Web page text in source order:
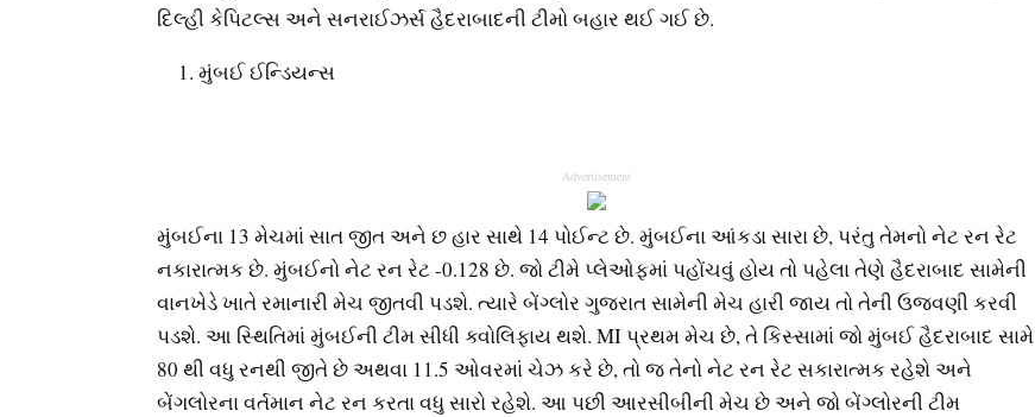
દિલ્હી કેપિટલ્સ અને સનરાઈઝર્સ હૈદરાબાદની ટીમો બહાર થઈ ગઈ છે.
મુંબઈ ઈન્ડિયન્સ
Advertisement
મુંબઈના 13 મેચમાં સાત જીત અને છ હાર સાથે 14 પોઈન્ટ છે. મુંબઈના આંકડા સારા છે, પરંતુ તેમનો નેટ રન રેટ
નકારાત્મક છે. મુંબઈનો નેટ રન રેટ -0.128 છે. જો ટીમે પ્લેઓફમાં પહોંચવું હોય તો પહેલા તેણે હૈદરાબાદ સામેની
વાનખેડે ખાતે રમાનારી મેચ જીતવી પડશે. ત્યારે બેંગ્લોર ગુજરાત સામેની મેચ હારી જાય તો તેની ઉજવણી કરવી
પડશે. આ સ્થિતિમાં મુંબઈની ટીમ સીધી ક્વોલિફાય થશે. MI પ્રથમ મેચ છે, તે કિસ્સામાં જો મુંબઈ હૈદરાબાદ સામે
80 થી વધુ રનથી જીતે છે અથવા 11.5 ઓવરમાં ચેઝ કરે છે, તો જ તેનો નેટ રન રેટ સકારાત્મક રહેશે અને
બેંગલોરના વર્તમાન નેટ રન કરતા વધુ સારો રહેશે. આ પછી આરસીબીની મેચ છે અને જો બેંગ્લોરની ટીમ